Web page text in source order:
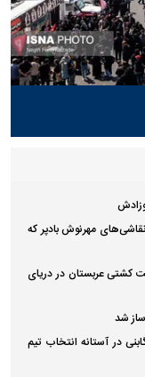
مهرنوش بادپر که
کشتی عربستان در دریای
شد
در آستانه انتخاب تیم